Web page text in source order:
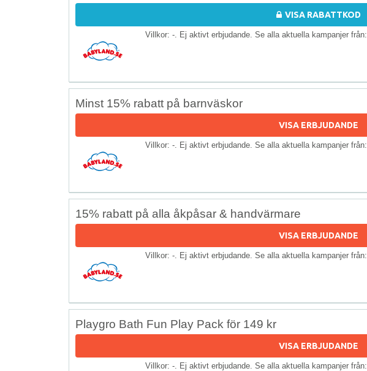
VISA RABATTKOD
Villkor: -. Ej aktivt erbjudande. Se alla aktuella kampanjer från:
Minst 15% rabatt på barnväskor
VISA ERBJUDANDE
Villkor: -. Ej aktivt erbjudande. Se alla aktuella kampanjer från:
15% rabatt på alla åkpåsar & handvärmare
VISA ERBJUDANDE
Villkor: -. Ej aktivt erbjudande. Se alla aktuella kampanjer från:
Playgro Bath Fun Play Pack för 149 kr
VISA ERBJUDANDE
Villkor: -. Ej aktivt erbjudande. Se alla aktuella kampanjer från: